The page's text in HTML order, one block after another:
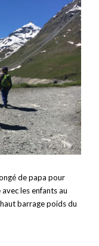
de papa pour
les enfants au
barrage poids du